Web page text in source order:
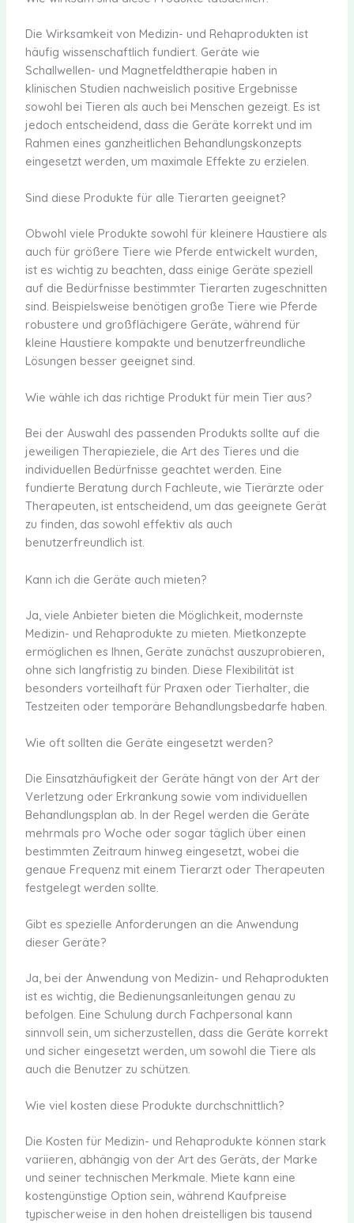
Die Wirksamkeit von Medizin- und Rehaprodukten ist
häufig wissenschaftlich fundiert. Geräte wie
Schallwellen- und Magnetfeldtherapie haben in
klinischen Studien nachweislich positive Ergebnisse
sowohl bei Tieren als auch bei Menschen gezeigt. Es ist
jedoch entscheidend, dass die Geräte korrekt und im
Rahmen eines ganzheitlichen Behandlungskonzepts
eingesetzt werden, um maximale Effekte zu erzielen.
Sind diese Produkte für alle Tierarten geeignet?
Obwohl viele Produkte sowohl für kleinere Haustiere als
auch für größere Tiere wie Pferde entwickelt wurden,
ist es wichtig zu beachten, dass einige Geräte speziell
auf die Bedürfnisse bestimmter Tierarten zugeschnitten
sind. Beispielsweise benötigen große Tiere wie Pferde
robustere und großflächigere Geräte, während für
kleine Haustiere kompakte und benutzerfreundliche
Lösungen besser geeignet sind.
Wie wähle ich das richtige Produkt für mein Tier aus?
Bei der Auswahl des passenden Produkts sollte auf die
jeweiligen Therapieziele, die Art des Tieres und die
individuellen Bedürfnisse geachtet werden. Eine
fundierte Beratung durch Fachleute, wie Tierärzte oder
Therapeuten, ist entscheidend, um das geeignete Gerät
zu finden, das sowohl effektiv als auch
benutzerfreundlich ist.
Kann ich die Geräte auch mieten?
Ja, viele Anbieter bieten die Möglichkeit, modernste
Medizin- und Rehaprodukte zu mieten. Mietkonzepte
ermöglichen es Ihnen, Geräte zunächst auszuprobieren,
ohne sich langfristig zu binden. Diese Flexibilität ist
besonders vorteilhaft für Praxen oder Tierhalter, die
Testzeiten oder temporäre Behandlungsbedarfe haben.
Wie oft sollten die Geräte eingesetzt werden?
Die Einsatzhäufigkeit der Geräte hängt von der Art der
Verletzung oder Erkrankung sowie vom individuellen
Behandlungsplan ab. In der Regel werden die Geräte
mehrmals pro Woche oder sogar täglich über einen
bestimmten Zeitraum hinweg eingesetzt, wobei die
genaue Frequenz mit einem Tierarzt oder Therapeuten
festgelegt werden sollte.
Gibt es spezielle Anforderungen an die Anwendung
dieser Geräte?
Ja, bei der Anwendung von Medizin- und Rehaprodukten
ist es wichtig, die Bedienungsanleitungen genau zu
befolgen. Eine Schulung durch Fachpersonal kann
sinnvoll sein, um sicherzustellen, dass die Geräte korrekt
und sicher eingesetzt werden, um sowohl die Tiere als
auch die Benutzer zu schützen.
Wie viel kosten diese Produkte durchschnittlich?
Die Kosten für Medizin- und Rehaprodukte können stark
variieren, abhängig von der Art des Geräts, der Marke
und seiner technischen Merkmale. Miete kann eine
kostengünstige Option sein, während Kaufpreise
typischerweise in den hohen dreistelligen bis tausend